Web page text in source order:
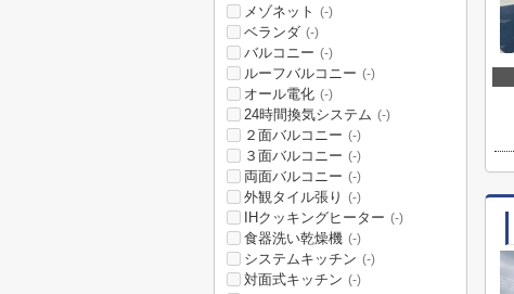
メゾネット (-)
ベランダ (-)
バルコニー (-)
ルーフバルコニー (-)
オール電化 (-)
24時間換気システム (-)
２面バルコニー (-)
３面バルコニー (-)
両面バルコニー (-)
外観タイル張り (-)
IHクッキングヒーター (-)
食器洗い乾燥機 (-)
システムキッチン (-)
対面式キッチン (-)